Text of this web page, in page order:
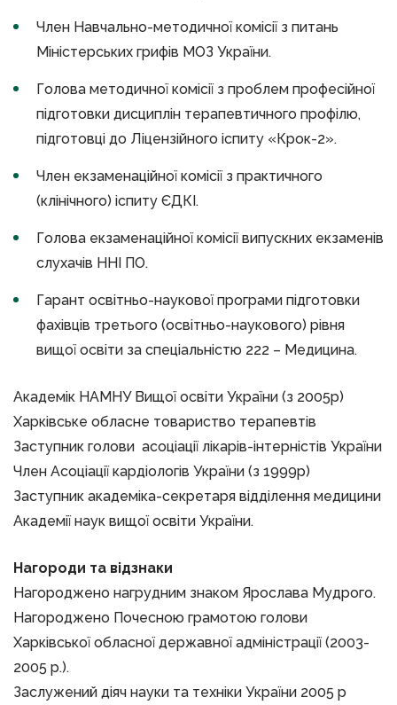
Член Навчально-методичної комісії з питань
Міністерських грифів МОЗ України.
Голова методичної комісії з проблем професійної
підготовки дисциплін терапевтичного профілю,
підготовці до Ліцензійного іспиту «Крок-2».
Член екзаменаційної комісії з практичного
(клінічного) іспиту ЄДКІ.
Голова екзаменаційної комісії випускних екзаменів
слухачів ННІ ПО.
Гарант освітньо-наукової програми підготовки
фахівців третього (освітньо-наукового) рівня
вищої освіти за спеціальністю 222 – Медицина.
Академік НАМНУ Вищої освіти України (з 2005р)
Харківське обласне товариство терапевтів
Заступник голови асоціації лікарів-інтерністів України
Член Асоціації кардіологів України (з 1999р)
Заступник академіка-секретаря відділення медицини
Академії наук вищої освіти України.
Нагороди та відзнаки
Нагороджено нагрудним знаком Ярослава Мудрого.
Нагороджено Почесною грамотою голови
Харківської обласної державної адміністрації (2003-
2005 р.).
Заслужений діяч науки та техніки України 2005 р